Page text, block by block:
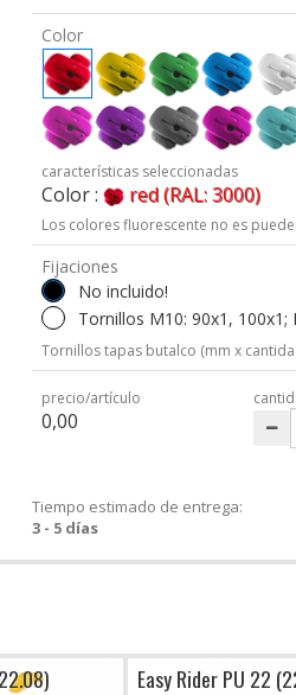
Color
características seleccionadas
Color : red (RAL: 3000)
Los colores fluorescente no es
Fijaciones
No incluido!
Tornillos M10: 90x1, 100x1;
Tornillos tapas butalco (mm x
precio/artículo
0,00
Tiempo estimado de entrega:
3 - 5 días
Easy Rider PU 22